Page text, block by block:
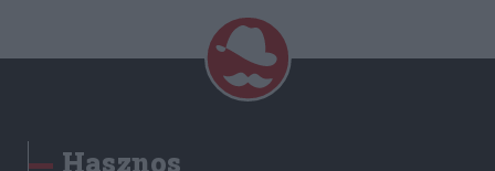
Hasznos